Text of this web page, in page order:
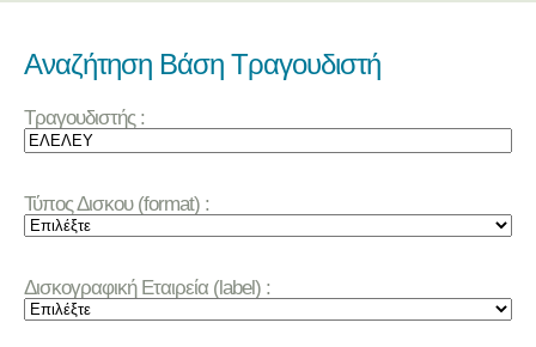
Αναζήτηση Βάση Τραγουδιστή
Τραγουδιστής :
Τύπος Δισκου (format) :
Δισκογραφική Εταιρεία (label) :